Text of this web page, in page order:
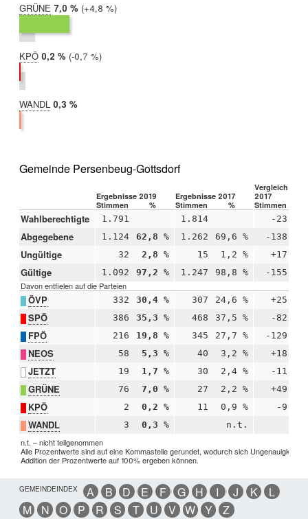
GRÜNE 2019:
7,0 %
2017:
2,2 %
Differenz:
+4,8 %
KPÖ 2019:
0,2 %
2017:
0,9 %
Differenz:
-0,7 %
WANDL 2019:
0,3 %
Gemeinde Persenbeug-Gottsdorf
Ergebnisse 2019 Ergebnisse 2017
Vergleich
2017
Stimmen
% Stimmen % Stimmen
Wahlberechtigte 1.791 1.814 -23
Abgegebene 1.124 62,8 % 1.262 69,6 % -138
Ungültige 32 2,8 % 15 1,2 % +17
Gültige 1.092 97,2 % 1.247 98,8 % -155
Davon entfielen auf die Parteien
ÖVP 332 30,4 % 307 24,6 % +25
SPÖ 386 35,3 % 468 37,5 % -82
FPÖ 216 19,8 % 345 27,7 % -129
NEOS 58 5,3 % 40 3,2 % +18
JETZT 19 1,7 % 30 2,4 % -11
GRÜNE 76 7,0 % 27 2,2 % +49
KPÖ 2 0,2 % 11 0,9 % -9
WANDL 3 0,3 % n.t.
n.t. – nicht teilgenommen
Alle Prozentwerte sind auf eine Kommastelle gerundet, wodurch sich
Addition der Prozentwerte auf 100% ergeben können.
GEMEINDEINDEX A B D E F G H I J K
L
M
N O P R S T U V W Y Z